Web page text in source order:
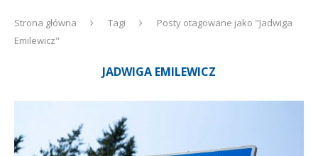
Strona główna Tagi
Posty otagowane jako "Jadwiga
Emilewicz"
JADWIGA EMILEWICZ